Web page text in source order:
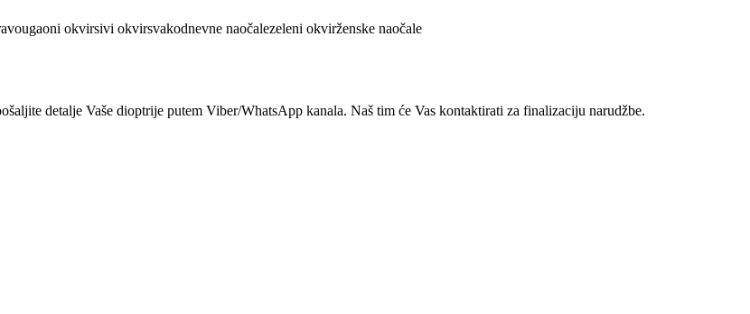
okvirsivi okvirsvakodnevne naočalezeleni okvirženske naočale
detalje Vaše dioptrije putem Viber/WhatsApp kanala. Naš tim će Vas kontaktirati za finalizaciju narudžbe.